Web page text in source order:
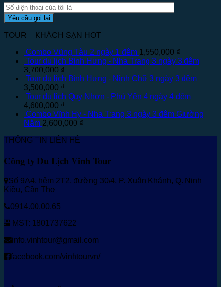
TOUR – KHÁCH SẠN HOT
Combo Vũng Tàu 2 ngày 1 đêm 1,550,000 ₫
Tour du lịch Bình Hưng - Nha Trang 3 ngày 3 đêm
3,700,000 ₫
Tour du lịch Bình Hưng - Ninh Chữ 3 ngày 3 đêm
3,500,000 ₫
Tour du lịch Quy Nhơn - Phú Yên 4 ngày 4 đêm
4,600,000 ₫
Combo Vĩnh Hy - Nha Trang 3 ngày 3 đêm Giường
Nằm 2,600,000 ₫
THÔNG TIN LIÊN HỆ
Công ty Du Lịch Vinh Tour
Số 9A4, hẻm 2T2, đường 30/4, P. Xuân Khánh, Q. Ninh
Kiều, Cần Thơ
0914.00.00.65
MST: 1801737622
info.vinhtour@gmail.com
facebook.com/vinhtourvn/